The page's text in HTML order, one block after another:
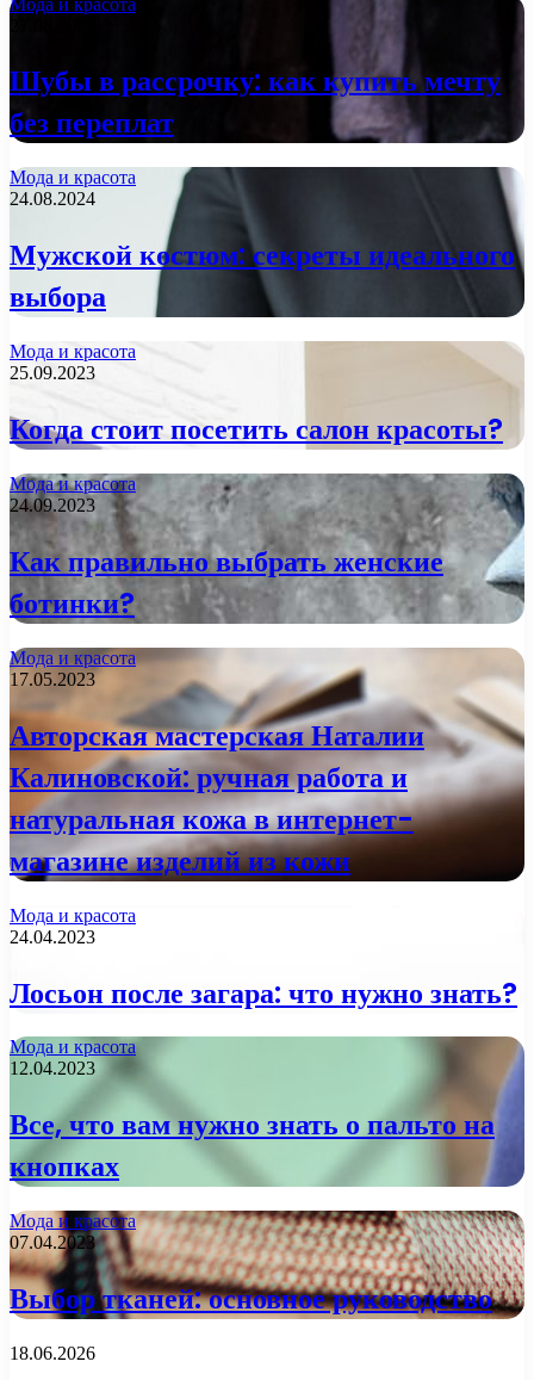
Шубы в рассрочку: как купить мечту
без переплат
Мода и красота
24.08.2024
Мужской костюм: секреты идеального
выбора
Мода и красота
25.09.2023
Когда стоит посетить салон красоты?
Мода и красота
24.09.2023
Как правильно выбрать женские
ботинки?
Мода и красота
17.05.2023
Авторская мастерская Наталии
Калиновской: ручная работа и
натуральная кожа в интернет-
магазине изделий из кожи
Мода и красота
24.04.2023
Лосьон после загара: что нужно знать?
Мода и красота
12.04.2023
Все, что вам нужно знать о пальто на
кнопках
Мода и красота
07.04.2023
Выбор тканей: основное руководство
18.06.2026